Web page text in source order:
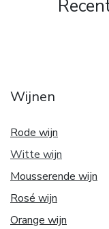
Wijnen
Rode wijn
Witte wijn
Mousserende wijn
Rosé wijn
Orange wijn